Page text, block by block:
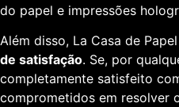
do papel e impressões
Além disso, La Casa de
de satisfação. Se, por
completamente satisfeito
comprometidos em resolver